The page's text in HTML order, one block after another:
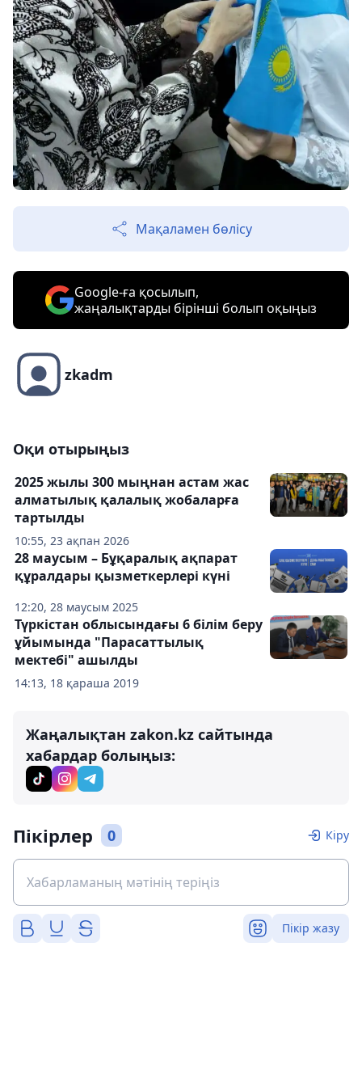
Мақаламен бөлісу
Google-ға қосылып,
жаңалықтарды бірінші болып оқыңыз
zkadm
Оқи отырыңыз
10:55, 23 ақпан 2026
2025 жылы 300 мыңнан астам жас
алматылық қалалық жобаларға
тартылды
12:20, 28 маусым 2025
28 маусым – Бұқаралық ақпарат
құралдары қызметкерлері күні
14:13, 18 қараша 2019
Түркістан облысындағы 6 білім беру
ұйымында "Парасаттылық
мектебі" ашылды
Жаңалықтан zakon.kz сайтында
хабардар болыңыз:
Пікірлер 0 Кіру
Пікір жазу